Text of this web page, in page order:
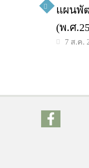
แผนพั
(พ.ศ
7 ส.ค.